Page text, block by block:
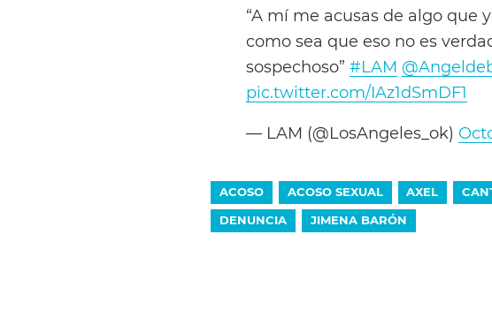
“A mí me acusas de algo que
como sea que eso no es
sospechoso” #LAM
pic.twitter.com/IAz1dSmDF1
— LAM (@LosAngeles_ok)
ACOSO ACOSO SEXUAL AXEL
DENUNCIA
JIMENA BARÓN